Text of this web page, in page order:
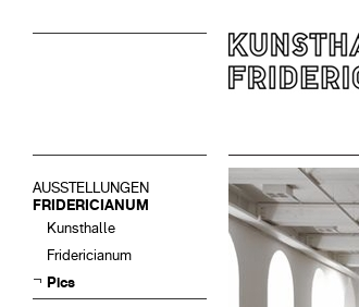
AUSSTELLUNGEN
FRIDERICIANUM
Kunsthalle
Fridericianum
Pics